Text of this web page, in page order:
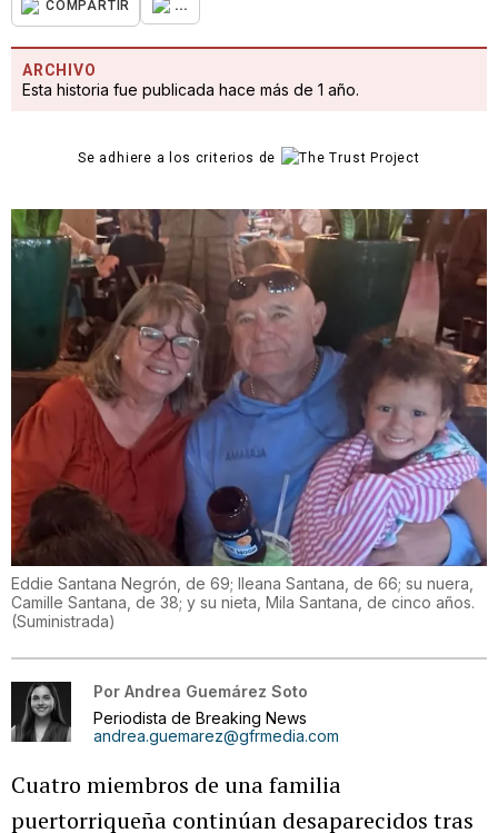
COMPARTIR
ARCHIVO
Esta historia fue publicada hace más de 1 año.
Se adhiere a los criterios de
Eddie Santana Negrón, de 69; Ileana Santana, de 66; su nuera,
Camille Santana, de 38; y su nieta, Mila Santana, de cinco años.
(Suministrada)
Por Andrea Guemárez Soto
Periodista de Breaking News
andrea.guemarez@gfrmedia.com
Cuatro miembros de una familia
puertorriqueña continúan desaparecidos tras